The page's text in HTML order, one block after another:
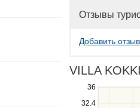
Отзывы
Добавить отзыв
VILLA
32.4
36
Use
the